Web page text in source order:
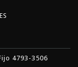
4793-3506